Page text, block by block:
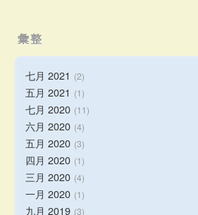
彙整
七月 2021 2
五月 2021 1
七月 2020 11
六月 2020 4
五月 2020 3
四月 2020 1
三月 2020 4
一月 2020 1
九月 2019 3